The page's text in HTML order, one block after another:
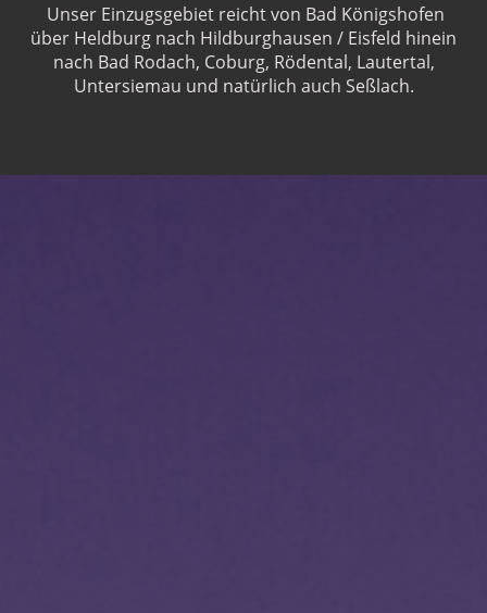
Unser Einzugsgebiet reicht von Bad Königshofen
über Heldburg nach Hildburghausen / Eisfeld hinein
nach Bad Rodach, Coburg, Rödental, Lautertal,
Untersiemau und natürlich auch Seßlach.